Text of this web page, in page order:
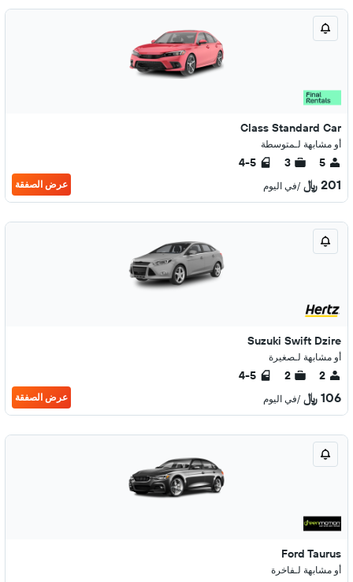
Class Standard Car
أو مشابهة لـمتوسطة
5
3
4-5
201 ﷼ /في اليوم عرض الصفقة
Suzuki Swift Dzire
أو مشابهة لـصغيرة
2
2
4-5
106 ﷼ /في اليوم عرض الصفقة
Ford Taurus
أو مشابهة لـفاخرة